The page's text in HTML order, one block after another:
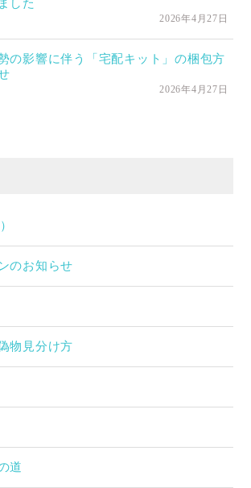
した
2026年4月27日
の影響に伴う「宅配キット」の梱包方
2026年4月27日
のお知らせ
物見分け方
道